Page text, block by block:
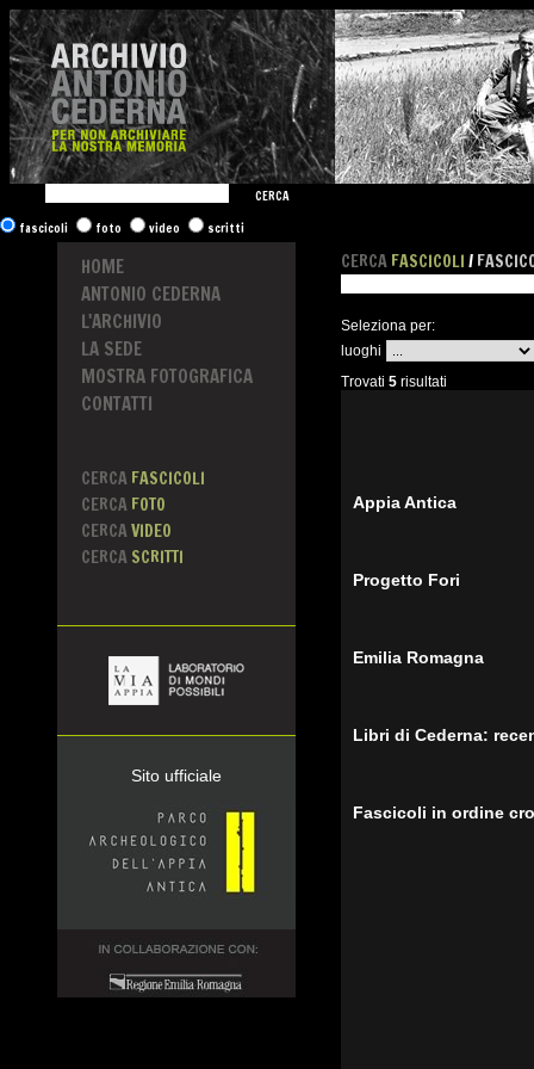
CERCA
fascicoli
foto video scritti
HOME
ANTONIO CEDERNA
L'ARCHIVIO
LA SEDE
MOSTRA FOTOGRAFICA
CONTATTI
CERCA FASCICOLI
CERCA FOTO
CERCAVIDEO
CERCA SCRITTI
Sito ufficiale
CERCA FASCICOLI /
Seleziona per:
luoghi
Trovati 5 risultati
Appia Antica
Progetto Fori
Emilia Romagna
Libri di Cederna:
Fascicoli in ordine